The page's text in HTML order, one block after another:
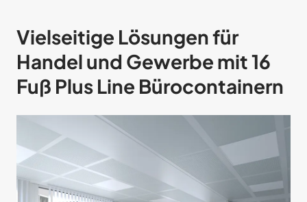
Vielseitige Lösungen für
Handel und Gewerbe mit 16
Fuß Plus Line Bürocontainern